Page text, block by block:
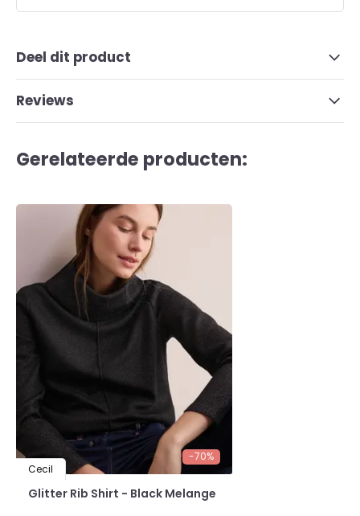
Deel dit product
Reviews
Gerelateerde producten:
-70%
Cecil
Glitter Rib Shirt - Black Melange